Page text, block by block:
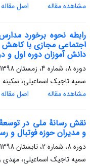
مشاهده مقاله
اصل مقاله
رابطه نحوه برخورد
اجتماعی مجازی با کاهش
دانش آموزان دوره اول و
دوره 8، شماره 4، زمستان 1398، صفحه
سمیه تاجیک اسماعیلی، سکینه
مشاهده مقاله
اصل مقاله
نقش رسانۀ ملی در توسعۀ
و مدیران حوزه فوتبال و
دوره 8، شماره 2، تابستان 1398، صفحه
سمیه تاجیک اسماعیلی،